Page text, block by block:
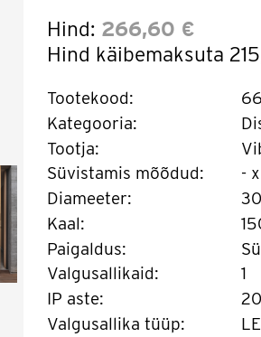
Hind:266,60 €
Hind käibemaksuta
Tootekood:
Kategooria:
Tootja:
Süvistamis mõõdud:
-
Diameeter:
Kaal:
Paigaldus:
Valgusallikaid:
1
IP aste:
20
Valgusallika tüüp: